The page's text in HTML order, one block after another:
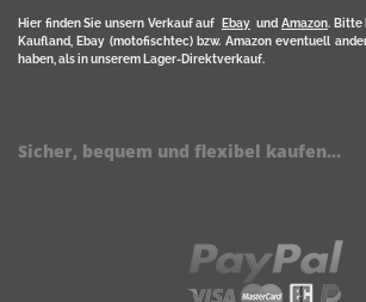
Hier finden Sie unsern Verkauf auf Ebayund Amazon. Bitte
Kaufland, Ebay (motofischtec) bzw. Amazon eventuell
haben, als in unserem Lager-Direktverkauf.
Sicher, bequem und flexibel kaufen...